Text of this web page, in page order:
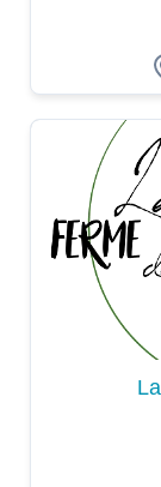
Dégustation